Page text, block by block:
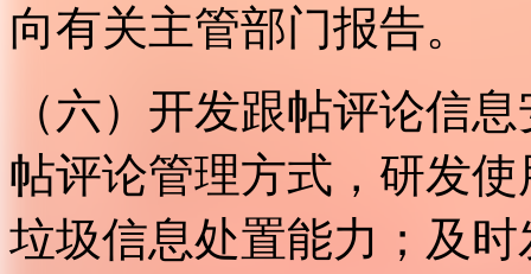
向有关主管部门报告。
（六）开发跟帖评论信
帖评论管理方式，研发
垃圾信息处置能力；及